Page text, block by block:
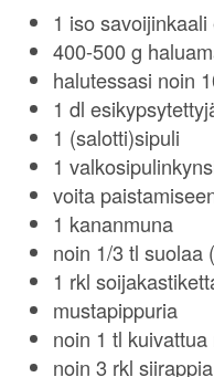
1 iso
400-500 g
halutessasi noin
1 dl
1 (salotti)sipuli
1
voita
1 kananmuna
noin 1/3 tl suolaa
1 rkl
mustapippuria
noin 1 tl
noin 3 rkl